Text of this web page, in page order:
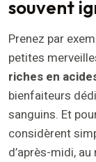
souvent
Prenez par
petites
riches en
bienfaiteurs
sanguins. Et
considèrent
d’après-midi, au